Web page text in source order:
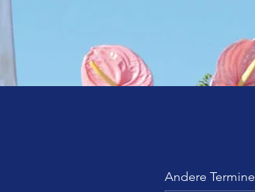
Andere Termine